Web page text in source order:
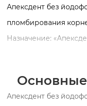
Апексдент без
пломбирования
Назначение:
применяется для
формированием
формирования
Основные
Апексдент без